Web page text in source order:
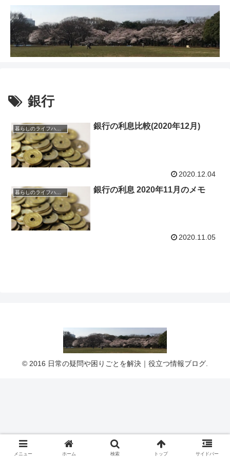
銀行
銀行の利息比較(2020年12月)
2020.12.04
銀行の利息 2020年11月のメモ
2020.11.05
© 2016 日常の疑問や困りごとを解決｜役立つ情報ブログ.
メニュー ホーム 検索 トップ サイドバー